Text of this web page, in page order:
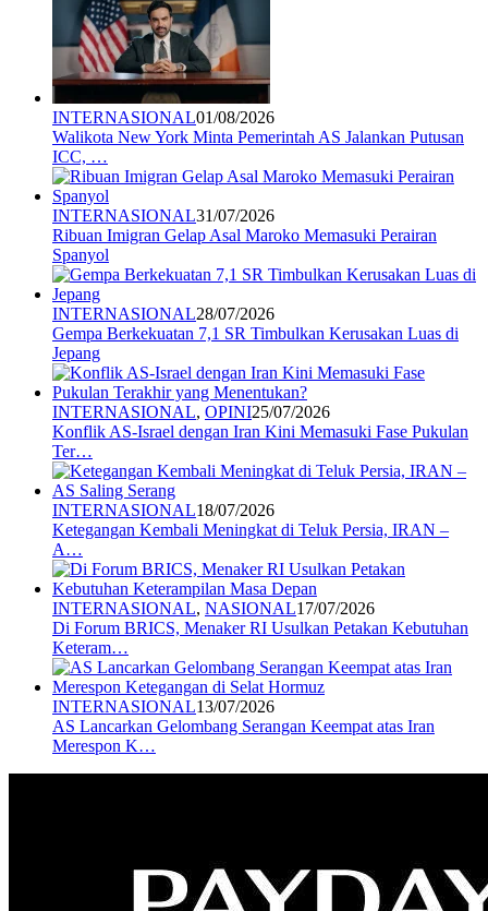
INTERNASIONAL01/08/2026
Walikota New York Minta Pemerintah AS Jalankan Putusan
ICC, …
INTERNASIONAL31/07/2026
Ribuan Imigran Gelap Asal Maroko Memasuki Perairan
Spanyol
INTERNASIONAL28/07/2026
Gempa Berkekuatan 7,1 SR Timbulkan Kerusakan Luas di
Jepang
INTERNASIONAL, OPINI25/07/2026
Konflik AS-Israel dengan Iran Kini Memasuki Fase Pukulan
Ter…
INTERNASIONAL18/07/2026
Ketegangan Kembali Meningkat di Teluk Persia, IRAN –
A…
INTERNASIONAL, NASIONAL17/07/2026
Di Forum BRICS, Menaker RI Usulkan Petakan Kebutuhan
Keteram…
INTERNASIONAL13/07/2026
AS Lancarkan Gelombang Serangan Keempat atas Iran
Merespon K…